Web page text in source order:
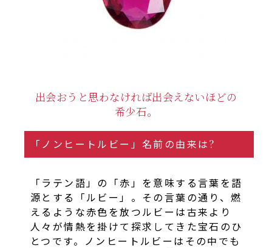
出会おうと思わなければ出会えないほどの
希少石。
「ノンヒートルビー」名前の由来は?
「ラテン語」の「赤」を意味する言葉を語
源とする「ルビー」。その言葉の通り、燃
えるような赤色を放つルビーは古来より
人々が情熱を掛けて探求してきた宝石のひ
とつです。ノンヒートルビーはその中でも